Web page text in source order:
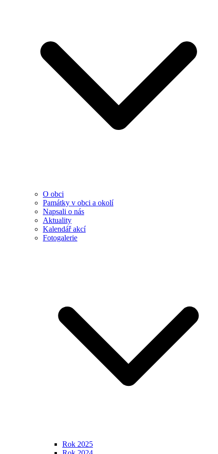
O obci
Památky v obci a okolí
Napsali o nás
Aktuality
Kalendář akcí
Fotogalerie
Rok 2025